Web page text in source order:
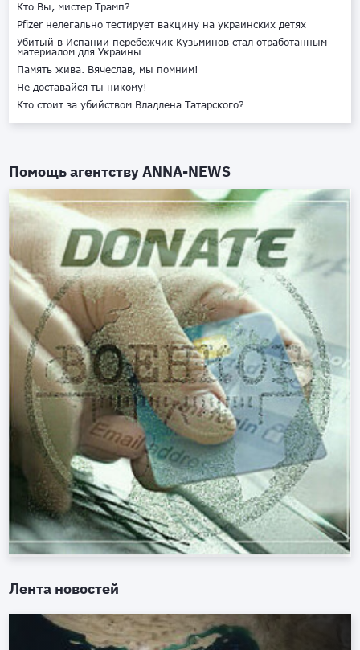
Кто Вы, мистер Трамп?
Pfizer нелегально тестирует вакцину на украинских детях
Убитый в Испании перебежчик Кузьминов стал отработанным
материалом для Украины
Память жива. Вячеслав, мы помним!
Не доставайся ты никому!
Кто стоит за убийством Владлена Татарского?
Помощь агентствуANNA-NEWS
Лента новостей